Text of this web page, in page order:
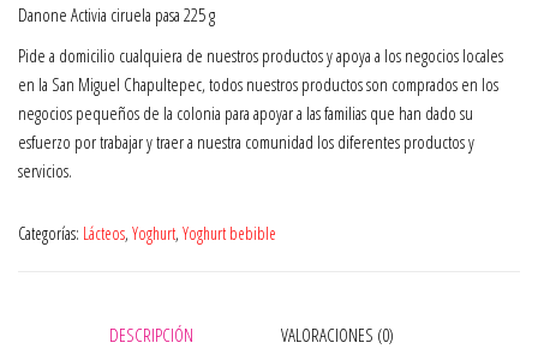
Danone Activia ciruela pasa 225 g
Pide a domicilio cualquiera de nuestros productos y apoya a los negocios locales
en la San Miguel Chapultepec, todos nuestros productos son comprados en los
negocios pequeños de la colonia para apoyar a las familias que han dado su
esfuerzo por trabajar y traer a nuestra comunidad los diferentes productos y
servicios.
Categorías: Lácteos, Yoghurt, Yoghurt bebible
DESCRIPCIÓN VALORACIONES (0)